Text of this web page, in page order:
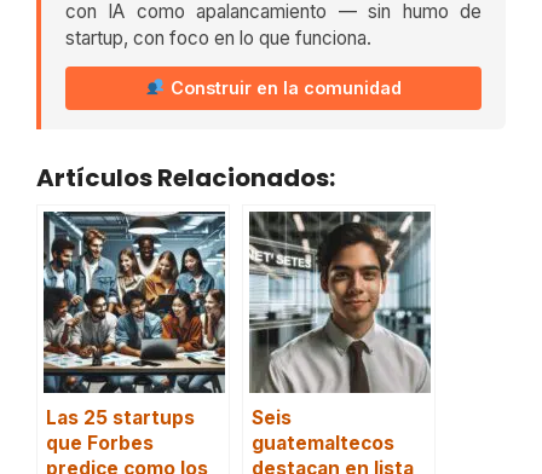
con IA como apalancamiento — sin humo de
startup, con foco en lo que funciona.
Construir en la comunidad
Artículos Relacionados:
Las 25 startups
que Forbes
predice como los
Seis
guatemaltecos
destacan en lista